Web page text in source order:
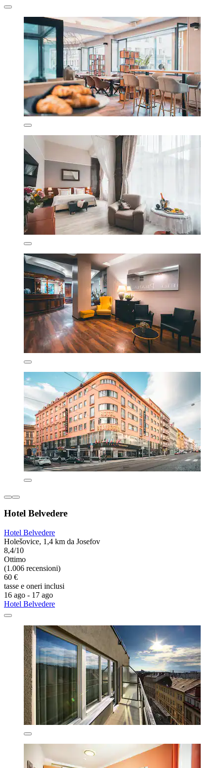
Hotel Belvedere
Hotel Belvedere
Holešovice, 1,4 km da Josefov
8,4/10
Ottimo
(1.006 recensioni)
60 €
tasse e oneri inclusi
16 ago - 17 ago
Hotel Belvedere